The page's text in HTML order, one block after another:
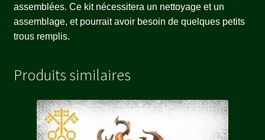
assemblées. Ce kit nécessitera un nettoyage et un
assemblage, et pourrait avoir besoin de quelques petits
trous remplis.
Produits similaires